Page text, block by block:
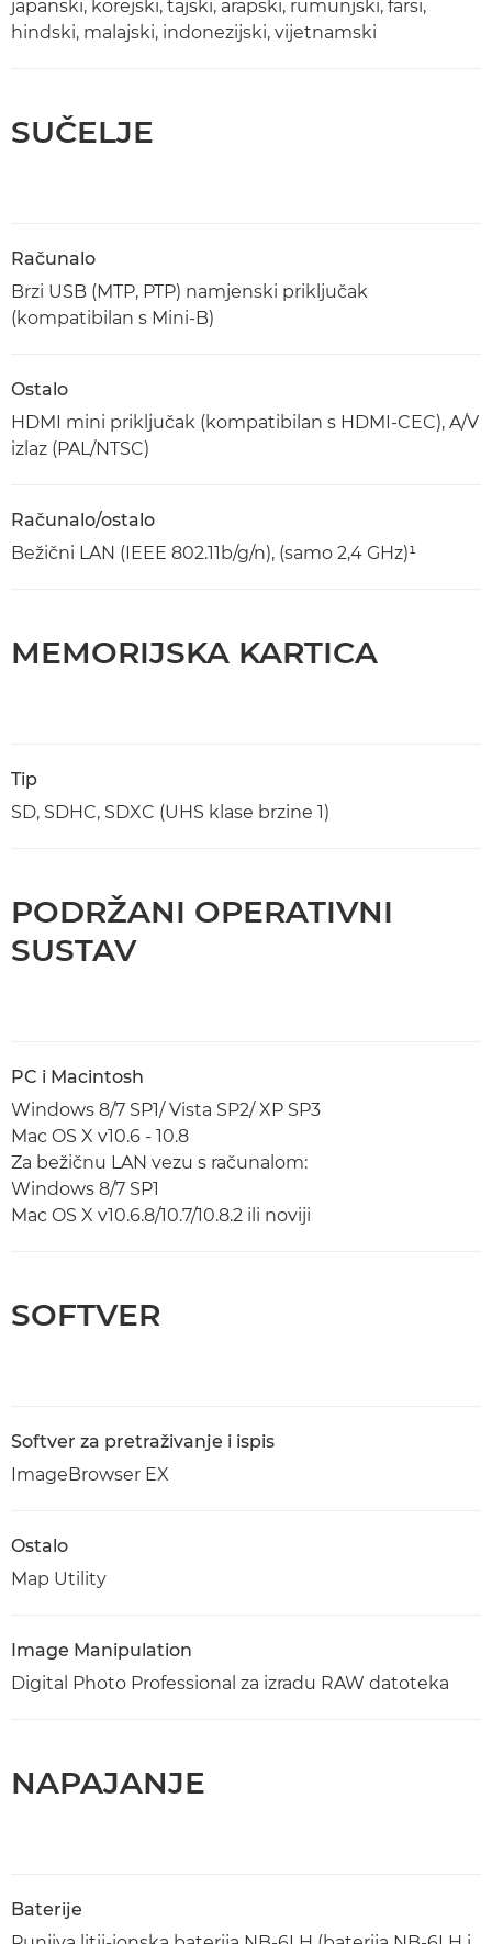
japanski, korejski, tajski, arapski, rumunjski, farsi,
hindski, malajski, indonezijski, vijetnamski
SUČELJE
Računalo
Brzi USB (MTP, PTP) namjenski priključak
(kompatibilan s Mini-B)
Ostalo
HDMI mini priključak (kompatibilan s HDMI-CEC), A/V
izlaz (PAL/NTSC)
Računalo/ostalo
Bežični LAN (IEEE 802.11b/g/n), (samo 2,4 GHz)¹
MEMORIJSKA KARTICA
Tip
SD, SDHC, SDXC (UHS klase brzine 1)
PODRŽANI OPERATIVNI
SUSTAV
PC i Macintosh
Windows 8/7 SP1/ Vista SP2/ XP SP3
Mac OS X v10.6 - 10.8
Za bežičnu LAN vezu s računalom:
Windows 8/7 SP1
Mac OS X v10.6.8/10.7/10.8.2 ili noviji
SOFTVER
Softver za pretraživanje i ispis
ImageBrowser EX
Ostalo
Map Utility
Image Manipulation
Digital Photo Professional za izradu RAW datoteka
NAPAJANJE
Baterije